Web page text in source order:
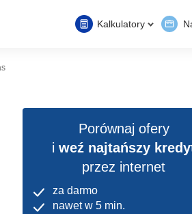
Kalkulatory
Porównaj ofery
iweź najtańszy
przez internet
za darmo
nawet w 5 min.